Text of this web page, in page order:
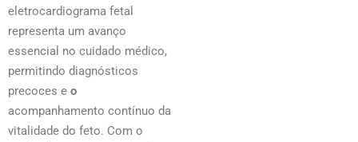
eletrocardiograma fetal
representa um avanço
essencial no cuidado médico,
permitindo diagnósticos
precoces e o
acompanhamento contínuo da
vitalidade do feto. Com o